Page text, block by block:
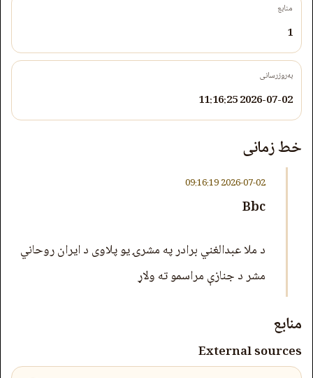
منابع
1
به‌روزرسانی
2026-07-02 11:16:25
خط زمانی
2026-07-02 09:16:19
Bbc
د ملا عبدالغني برادر په مشرۍ یو پلاوی د ایران روحاني
مشر د جنازې مراسمو ته ولاړ
منابع
External sources